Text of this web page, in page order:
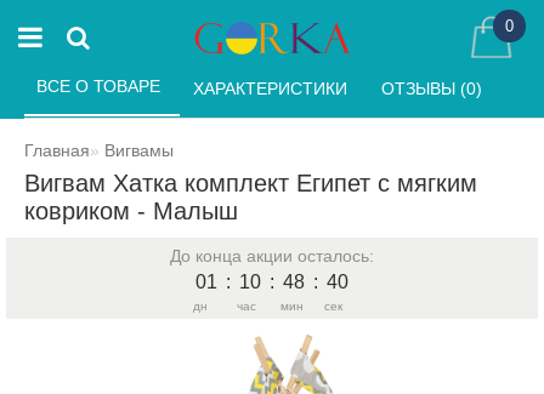
0
Главная Вигвамы
Вигвам Хатка комплект Египет с мягким
ковриком - Малыш
ВСЕ О ТОВАРЕ ХАРАКТЕРИСТИКИ ОТЗЫВЫ (0)
До конца акции осталось:
01
дн
: 10
час
: 48
мин
: 40
сек